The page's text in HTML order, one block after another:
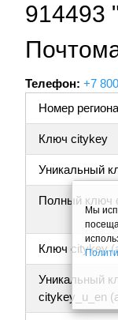
914493
Телефон: +7
Номер
Ключ citykey
Уникальный
Полный ключ
Ключ citykey
Уникальный
citykey_u_en
Мы